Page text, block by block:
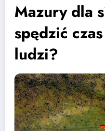
Mazury dla
spędzić
ludzi?